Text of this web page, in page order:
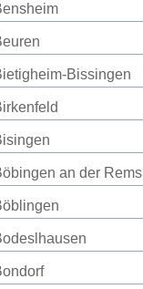
Bissingen
an der Rems